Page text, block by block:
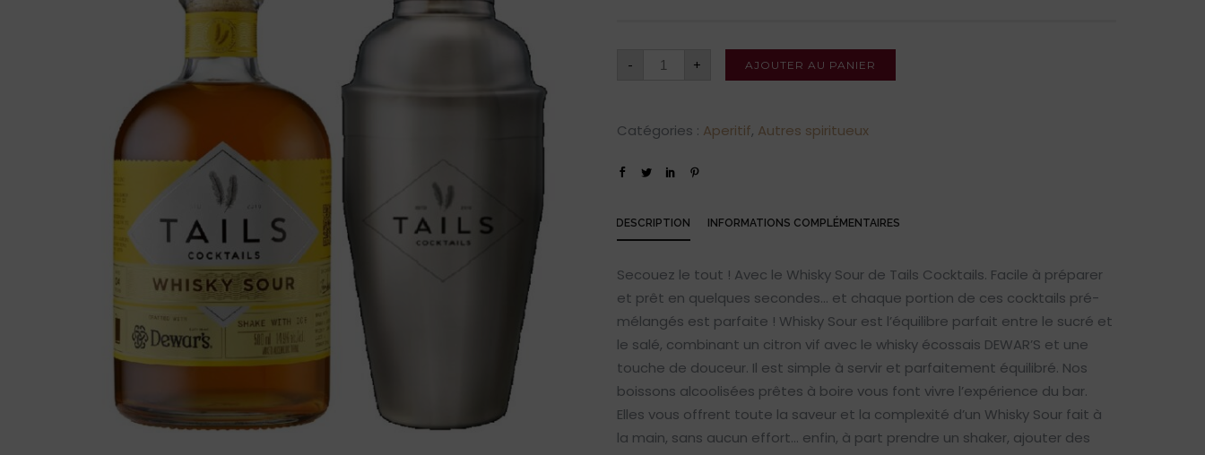
- + AJOUTER AU PANIER
Catégories : Aperitif, Autres spiritueux
DESCRIPTION INFORMATIONS COMPLÉMENTAIRES
Secouez le tout ! Avec le Whisky Sour de Tails Cocktails. Facile à préparer
et prêt en quelques secondes… et chaque portion de ces cocktails pré-
mélangés est parfaite ! Whisky Sour est l’équilibre parfait entre le sucré et
le salé, combinant un citron vif avec le whisky écossais DEWAR’S et une
touche de douceur. Il est simple à servir et parfaitement équilibré. Nos
boissons alcoolisées prêtes à boire vous font vivre l’expérience du bar.
Elles vous offrent toute la saveur et la complexité d’un Whisky Sour fait à
la main, sans aucun effort… enfin, à part prendre un shaker, ajouter des